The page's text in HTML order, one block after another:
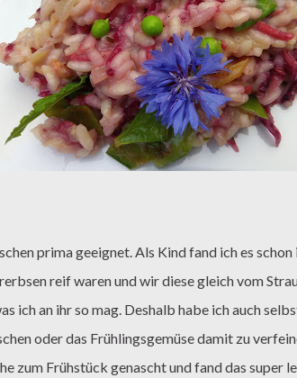
prima geeignet. Als Kind fand ich es
reif waren und wir diese gleich vom
ich an ihr so mag. Deshalb habe ich auch
oder das Frühlingsgemüse damit zu
zum Frühstück genascht und fand das super